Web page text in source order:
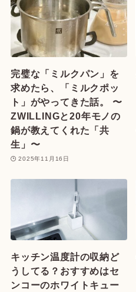
完璧な「ミルクパン」を
求めたら、「ミルクポッ
ト」がやってきた話。 〜
ZWILLINGと20年モノの
鍋が教えてくれた「共
生」〜
2025年11月16日
キッチン温度計の収納ど
うしてる？おすすめはセ
ンコーのホワイトキュー